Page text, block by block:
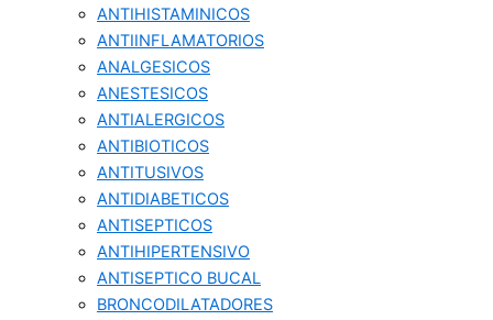
ANTIHISTAMINICOS
ANTIINFLAMATORIOS
ANALGESICOS
ANESTESICOS
ANTIALERGICOS
ANTIBIOTICOS
ANTITUSIVOS
ANTIDIABETICOS
ANTISEPTICOS
ANTIHIPERTENSIVO
ANTISEPTICO BUCAL
BRONCODILATADORES